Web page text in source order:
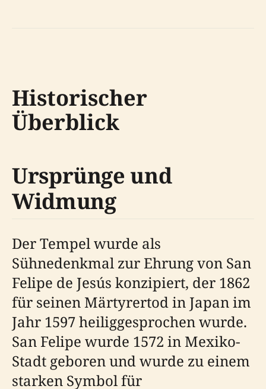
Historischer
Überblick
Ursprünge und
Widmung
Der Tempel wurde als
Sühnedenkmal zur Ehrung von San
Felipe de Jesús konzipiert, der 1862
für seinen Märtyrertod in Japan im
Jahr 1597 heiliggesprochen wurde.
San Felipe wurde 1572 in Mexiko-
Stadt geboren und wurde zu einem
starken Symbol für